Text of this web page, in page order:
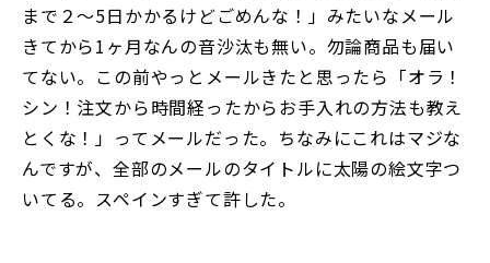
まで２〜5日かかるけどごめんな！」みたいなメール
きてから1ヶ月なんの音沙汰も無い。勿論商品も届い
てない。この前やっとメールきたと思ったら「オラ！
シン！注文から時間経ったからお手入れの方法も教え
とくな！」ってメールだった。ちなみにこれはマジな
んですが、全部のメールのタイトルに太陽の絵文字つ
いてる。スペインすぎて許した。